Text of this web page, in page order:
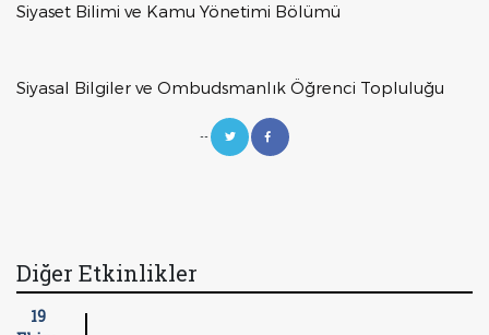
Siyaset Bilimi ve Kamu Yönetimi Bölümü
Siyasal Bilgiler ve Ombudsmanlık Öğrenci Topluluğu
--
Diğer Etkinlikler
19